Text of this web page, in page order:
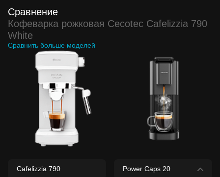
Сравнение
Кофеварка рожковая Cecotec Cafelizzia 790
White
Сравнить больше моделей